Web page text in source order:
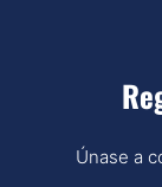
Únase a